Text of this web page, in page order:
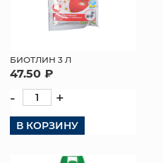
БИОТЛИН 3 Л
47.50 ₽
- +
В КОРЗИНУ